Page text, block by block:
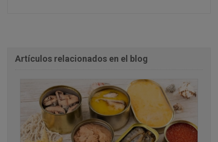
Artículos relacionados en el blog